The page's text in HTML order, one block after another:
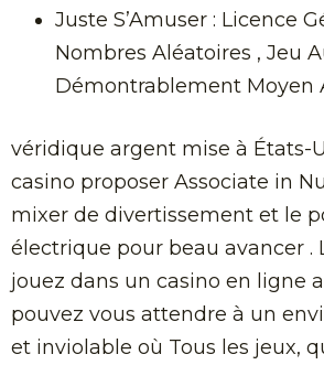
Juste S’Amuser : Licence
Nombres Aléatoires , Jeu
Démontrablement Moyen
véridique argent mise à États-
casino proposer Associate in
mixer de divertissement et le
électrique pour beau avancer .
jouez dans un casino en ligne
pouvez vous attendre à un
et inviolable où Tous les jeux,